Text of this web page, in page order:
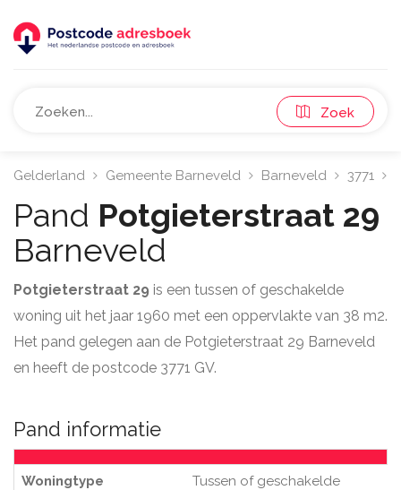
Zoek
Gelderland Gemeente Barneveld Barneveld 3771
Pand Potgieterstraat 29
Barneveld
Potgieterstraat 29 is een tussen of geschakelde
woning uit het jaar 1960 met een oppervlakte van 38 m2.
Het pand gelegen aan de Potgieterstraat 29 Barneveld
en heeft de postcode 3771 GV.
Pand informatie
Woningtype
Tussen of geschakelde